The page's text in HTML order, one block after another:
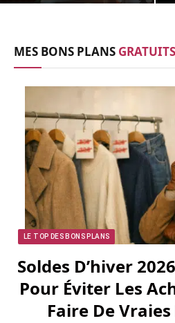
MES BONS PLANS GRATUITS
LE TOP DES BONS PLANS
Soldes D’hiver
Pour Éviter Les
Faire De